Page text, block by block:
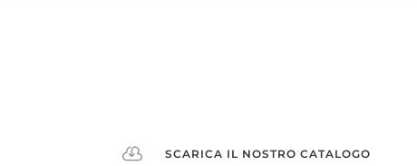
 SCARICA IL NOSTRO CATALOGO